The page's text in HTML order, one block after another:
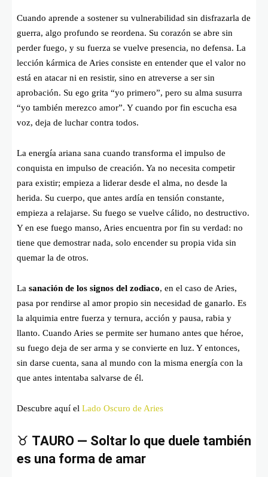
Cuando aprende a sostener su vulnerabilidad sin disfrazarla de
guerra, algo profundo se reordena. Su corazón se abre sin
perder fuego, y su fuerza se vuelve presencia, no defensa. La
lección kármica de Aries consiste en entender que el valor no
está en atacar ni en resistir, sino en atreverse a ser sin
aprobación. Su ego grita “yo primero”, pero su alma susurra
“yo también merezco amor”. Y cuando por fin escucha esa
voz, deja de luchar contra todos.
La energía ariana sana cuando transforma el impulso de
conquista en impulso de creación. Ya no necesita competir
para existir; empieza a liderar desde el alma, no desde la
herida. Su cuerpo, que antes ardía en tensión constante,
empieza a relajarse. Su fuego se vuelve cálido, no destructivo.
Y en ese fuego manso, Aries encuentra por fin su verdad: no
tiene que demostrar nada, solo encender su propia vida sin
quemar la de otros.
La sanación de los signos del zodiaco, en el caso de Aries,
pasa por rendirse al amor propio sin necesidad de ganarlo. Es
la alquimia entre fuerza y ternura, acción y pausa, rabia y
llanto. Cuando Aries se permite ser humano antes que héroe,
su fuego deja de ser arma y se convierte en luz. Y entonces,
sin darse cuenta, sana al mundo con la misma energía con la
que antes intentaba salvarse de él.
Descubre aquí el Lado Oscuro de Aries
♉ TAURO — Soltar lo que duele también
es una forma de amar